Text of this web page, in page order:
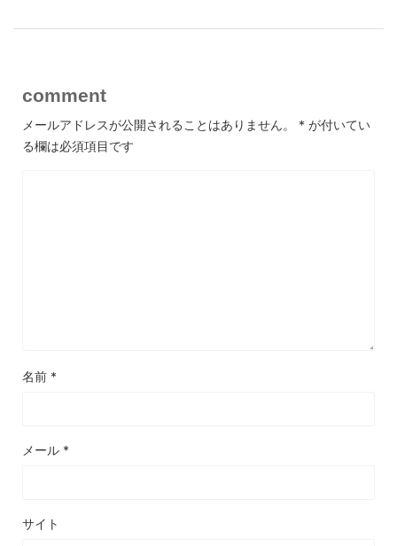
comment
メールアドレスが公開されることはありません。 * が付いてい
る欄は必須項目です
名前 *
メール *
サイト